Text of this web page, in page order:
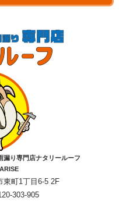
漏り専門店ナタリールーフ
東町1丁目6-5 2F
303-905